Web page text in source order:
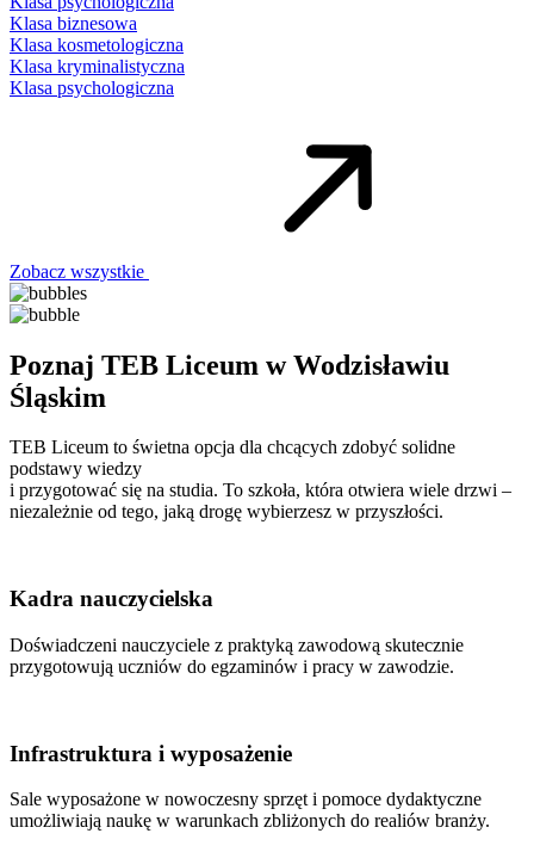
Klasa biznesowa
Klasa kosmetologiczna
Klasa kryminalistyczna
Klasa psychologiczna
Zobacz wszystkie
Poznaj TEB Liceum w Wodzisławiu
Śląskim
TEB Liceum to świetna opcja dla chcących zdobyć solidne
podstawy wiedzy
i przygotować się na studia. To szkoła, która otwiera wiele drzwi –
niezależnie od tego, jaką drogę wybierzesz w przyszłości.
Kadra nauczycielska
Doświadczeni nauczyciele z praktyką zawodową skutecznie
przygotowują uczniów do egzaminów i pracy w zawodzie.
Infrastruktura i wyposażenie
Sale wyposażone w nowoczesny sprzęt i pomoce dydaktyczne
umożliwiają naukę w warunkach zbliżonych do realiów branży.